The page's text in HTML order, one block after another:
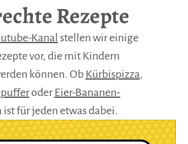
Rezepte
Kanal stellen wir einige
vor, die mit Kindern
können. Ob Kürbispizza,
oder Eier-Bananen-
ist für jeden etwas dabei.